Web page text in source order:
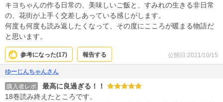
キヨちゃんの作る日常の、美味しいご飯と、すみれの生きる非日常
の、花街が上手く交差しあっている感じがします。
何度も何度も読み返したくなって、その度にこころが暖まる物語だ
と思います。
公開日:2021/10/15
参考になった(17) 報告する
ゆーじんちゃんさん
購入者レポ
最高に良過ぎる！！
18巻読み終えたところです。